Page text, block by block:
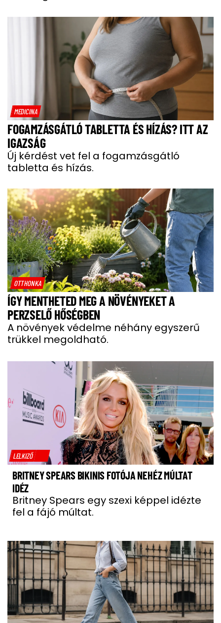
MEDICINA
FOGAMZÁSGÁTLÓ TABLETTA ÉS HÍZÁS? ITT AZ
IGAZSÁG
Új kérdést vet fel a fogamzásgátló
tabletta és hízás.
OTTHONKA
ÍGY MENTHETED MEG A NÖVÉNYEKET A
PERZSELŐ HŐSÉGBEN
A növények védelme néhány egyszerű
trükkel megoldható.
LELKIZŐ
BRITNEY SPEARS BIKINIS FOTÓJA NEHÉZ MÚLTAT
IDÉZ
Britney Spears egy szexi képpel idézte
fel a fájó múltat.